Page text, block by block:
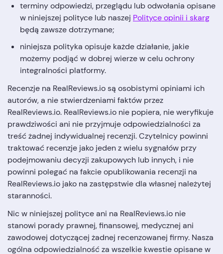
terminy odpowiedzi, przeglądu lub odwołania opisane
w niniejszej polityce lub naszej Polityce opinii i skarg
będą zawsze dotrzymane;
niniejsza polityka opisuje każde działanie, jakie
możemy podjąć w dobrej wierze w celu ochrony
integralności platformy.
Recenzje na RealReviews.io są osobistymi opiniami ich
autorów, a nie stwierdzeniami faktów przez
RealReviews.io. RealReviews.io nie popiera, nie weryfikuje
prawdziwości ani nie przyjmuje odpowiedzialności za
treść żadnej indywidualnej recenzji. Czytelnicy powinni
traktować recenzje jako jeden z wielu sygnałów przy
podejmowaniu decyzji zakupowych lub innych, i nie
powinni polegać na fakcie opublikowania recenzji na
RealReviews.io jako na zastępstwie dla własnej należytej
staranności.
Nic w niniejszej polityce ani na RealReviews.io nie
stanowi porady prawnej, finansowej, medycznej ani
zawodowej dotyczącej żadnej recenzowanej firmy. Nasza
ogólna odpowiedzialność za wszelkie kwestie opisane w